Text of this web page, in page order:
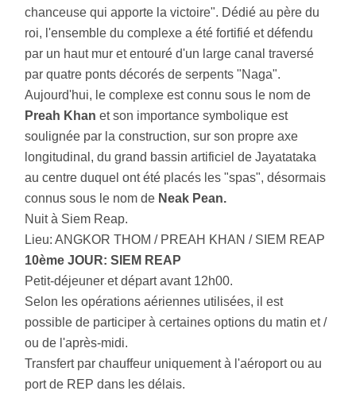
chanceuse qui apporte la victoire". Dédié au père du
roi, l'ensemble du complexe a été fortifié et défendu
par un haut mur et entouré d'un large canal traversé
par quatre ponts décorés de serpents "Naga".
Aujourd'hui, le complexe est connu sous le nom de
Preah Khan et son importance symbolique est
soulignée par la construction, sur son propre axe
longitudinal, du grand bassin artificiel de Jayatataka
au centre duquel ont été placés les "spas", désormais
connus sous le nom de Neak Pean.
Nuit à Siem Reap.
Lieu: ANGKOR THOM / PREAH KHAN / SIEM REAP
10ème JOUR: SIEM REAP
Petit-déjeuner et départ avant 12h00.
Selon les opérations aériennes utilisées, il est
possible de participer à certaines options du matin et /
ou de l'après-midi.
Transfert par chauffeur uniquement à l'aéroport ou au
port de REP dans les délais.